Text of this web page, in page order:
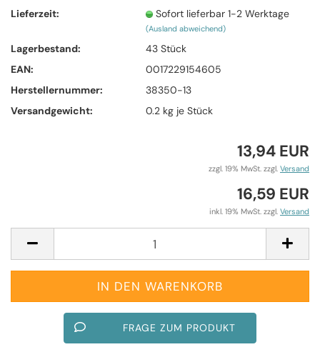
Lieferzeit:
Sofort lieferbar 1-2 Werktage
(Ausland abweichend)
Lagerbestand: 43Stück
EAN:
0017229154605
Herstellernummer:
38350-13
Versandgewicht:
0.2 kg je Stück
13,94 EUR
zzgl. 19% MwSt. zzgl. Versand
16,59 EUR
inkl. 19% MwSt. zzgl. Versand
FRAGE ZUM PRODUKT